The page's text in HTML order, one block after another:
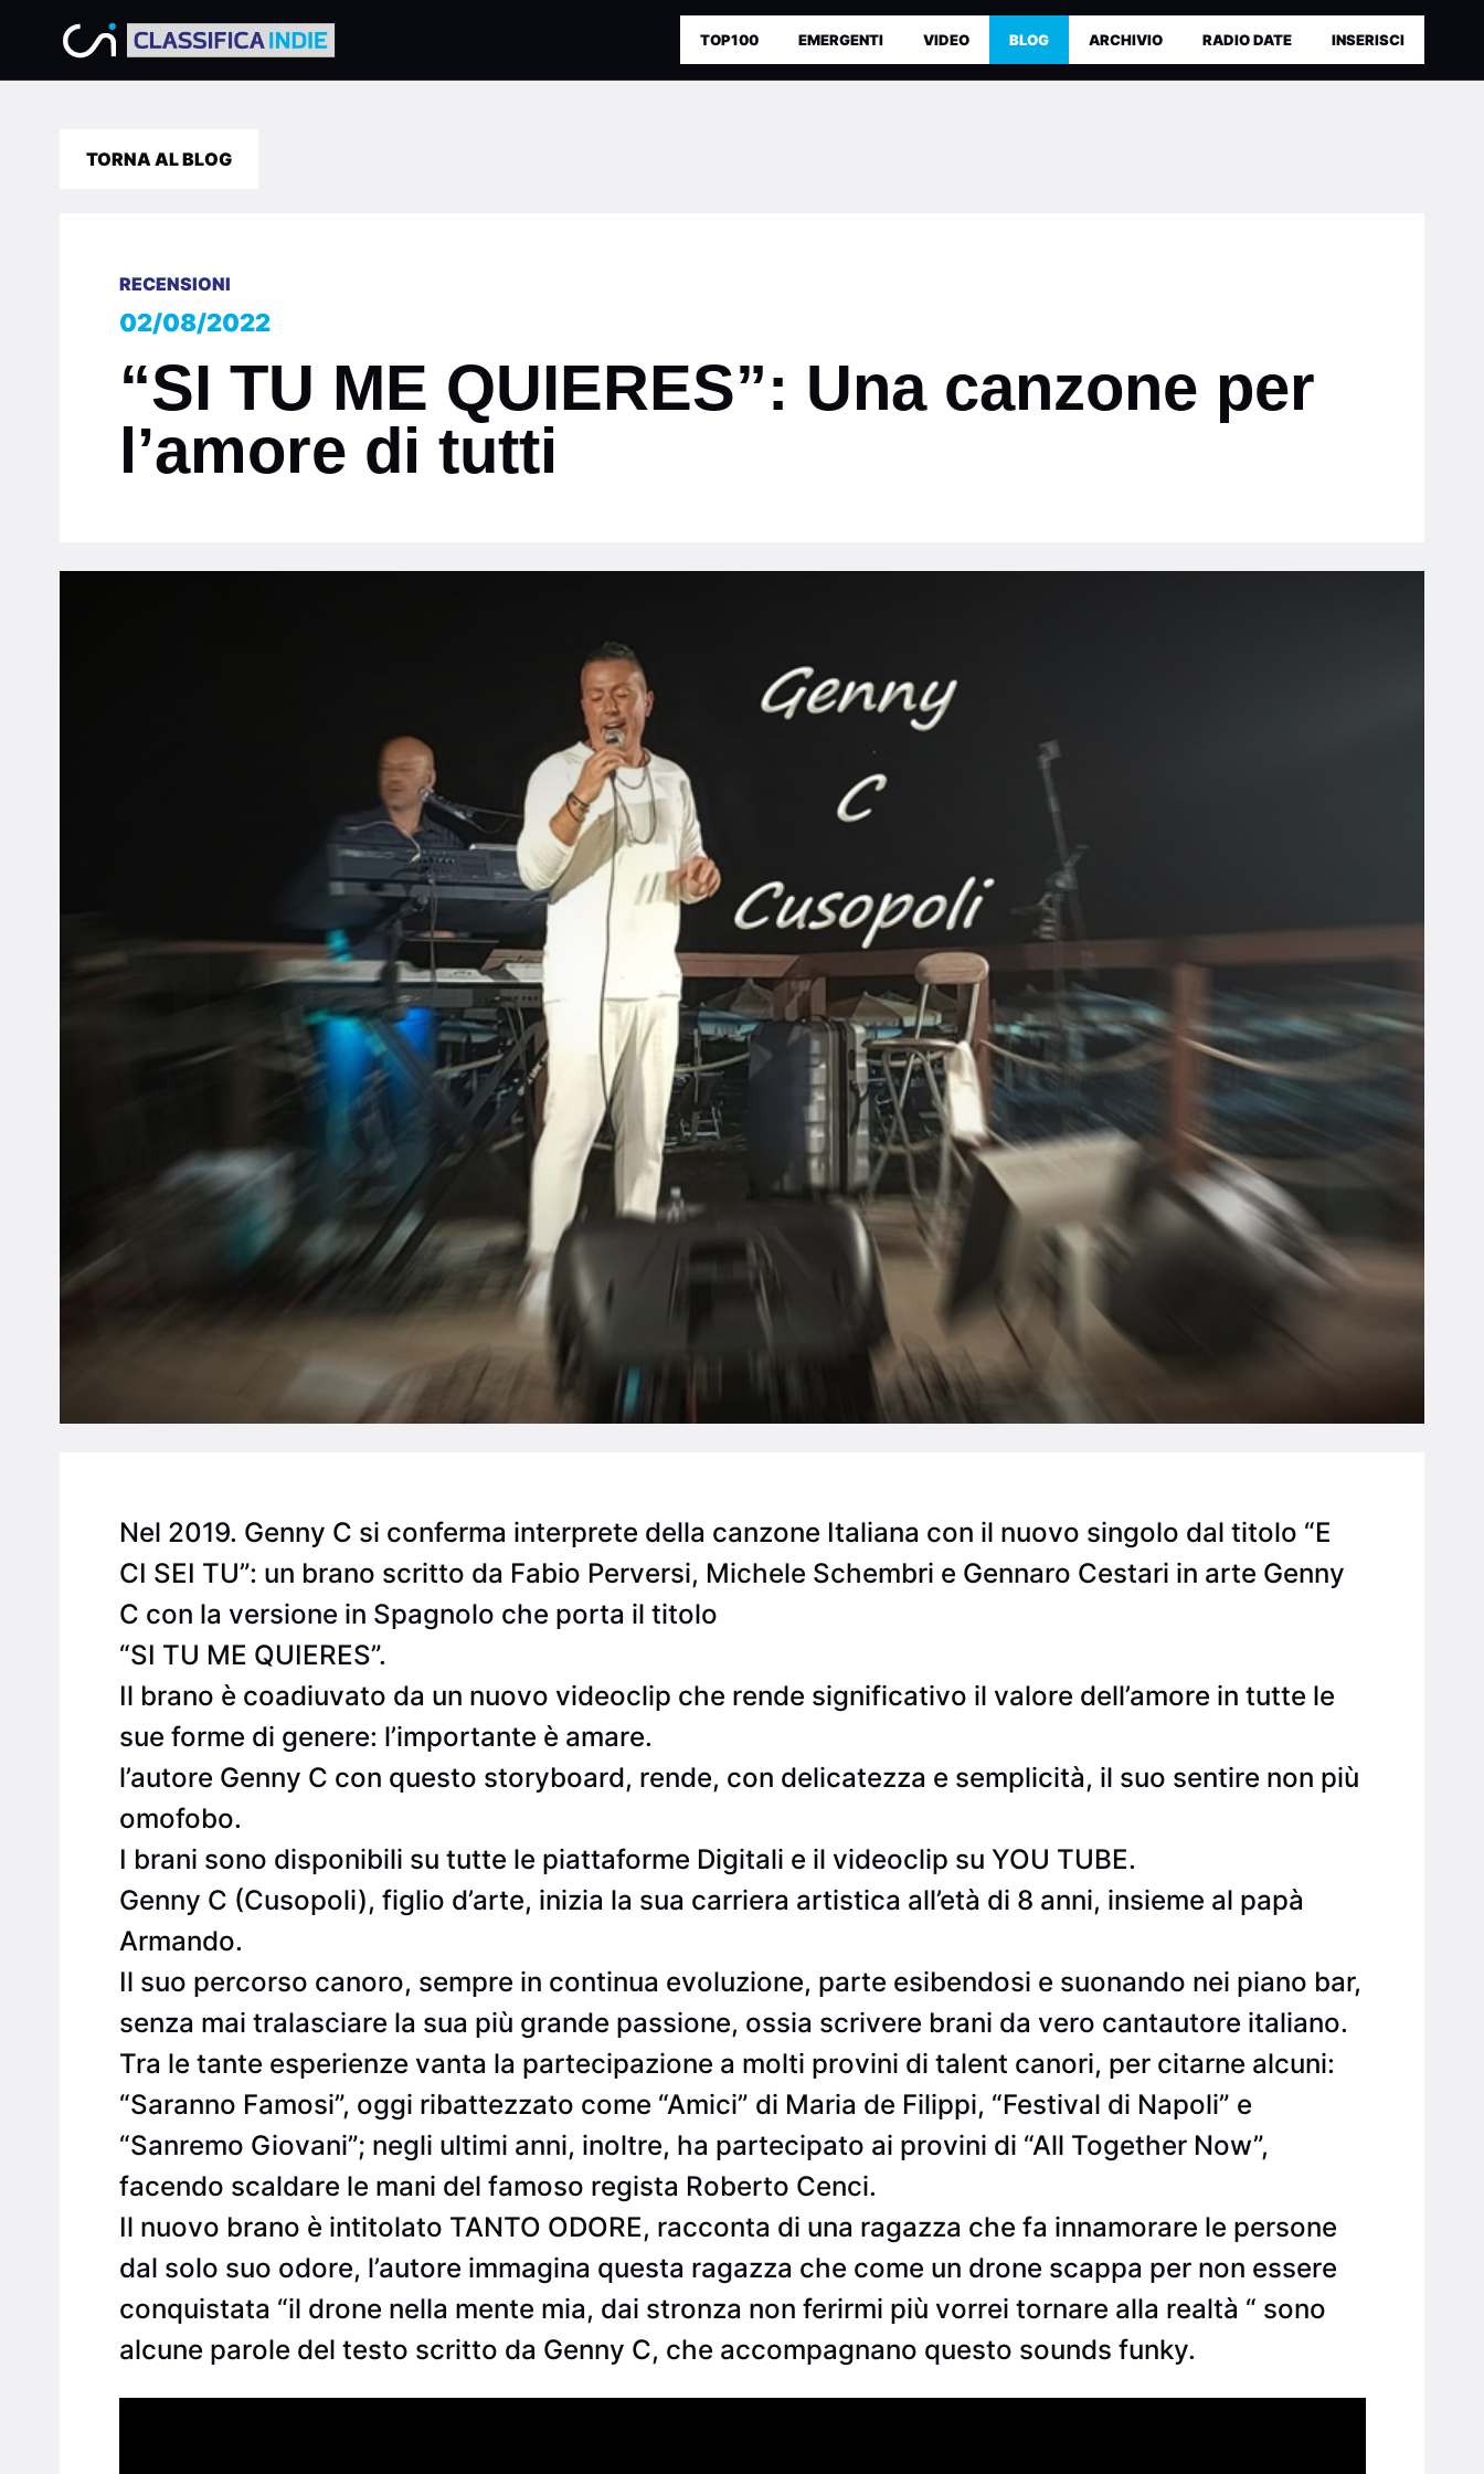
TOP100 EMERGENTI VIDEO BLOG ARCHIVIO RADIO DATE INSERISCI
TORNA AL BLOG
RECENSIONI
02/08/2022
“SI TU ME QUIERES”: Una canzone per
l’amore di tutti
Nel 2019. Genny C si conferma interprete della canzone Italiana con il nuovo singolo dal titolo “E
CI SEI TU”: un brano scritto da Fabio Perversi, Michele Schembri e Gennaro Cestari in arte Genny
C con la versione in Spagnolo che porta il titolo
“SI TU ME QUIERES”.
Il brano è coadiuvato da un nuovo videoclip che rende significativo il valore dell’amore in tutte le
sue forme di genere: l’importante è amare.
l’autore Genny C con questo storyboard, rende, con delicatezza e semplicità, il suo sentire non più
omofobo.
I brani sono disponibili su tutte le piattaforme Digitali e il videoclip su YOU TUBE.
Genny C (Cusopoli), figlio d’arte, inizia la sua carriera artistica all’età di 8 anni, insieme al papà
Armando.
Il suo percorso canoro, sempre in continua evoluzione, parte esibendosi e suonando nei piano bar,
senza mai tralasciare la sua più grande passione, ossia scrivere brani da vero cantautore italiano.
Tra le tante esperienze vanta la partecipazione a molti provini di talent canori, per citarne alcuni:
“Saranno Famosi”, oggi ribattezzato come “Amici” di Maria de Filippi, “Festival di Napoli” e
“Sanremo Giovani”; negli ultimi anni, inoltre, ha partecipato ai provini di “All Together Now”,
facendo scaldare le mani del famoso regista Roberto Cenci.
Il nuovo brano è intitolato TANTO ODORE, racconta di una ragazza che fa innamorare le persone
dal solo suo odore, l’autore immagina questa ragazza che come un drone scappa per non essere
conquistata “il drone nella mente mia, dai stronza non ferirmi più vorrei tornare alla realtà “ sono
alcune parole del testo scritto da Genny C, che accompagnano questo sounds funky.